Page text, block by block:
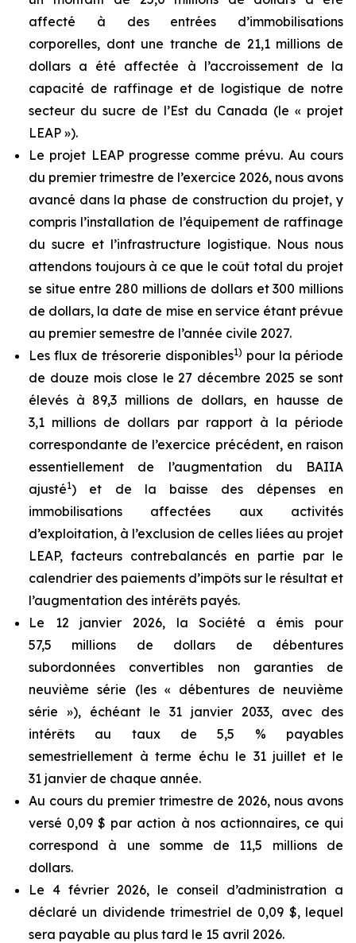
affecté à des entrées d’immobilisations
corporelles, dont une tranche de 21,1 millions de
dollars a été affectée à l’accroissement de la
capacité de raffinage et de logistique de notre
secteur du sucre de l’Est du Canada (le « projet
LEAP »).
Le projet LEAP progresse comme prévu. Au cours
du premier trimestre de l’exercice 2026, nous avons
avancé dans la phase de construction du projet, y
compris l’installation de l’équipement de raffinage
du sucre et l’infrastructure logistique. Nous nous
attendons toujours à ce que le coût total du projet
se situe entre 280 millions de dollars et 300 millions
de dollars, la date de mise en service étant prévue
au premier semestre de l’année civile 2027.
Les flux de trésorerie disponibles1) pour la période
de douze mois close le 27 décembre 2025 se sont
élevés à 89,3 millions de dollars, en hausse de
3,1 millions de dollars par rapport à la période
correspondante de l’exercice précédent, en raison
essentiellement de l’augmentation du BAIIA
ajusté1) et de la baisse des dépenses en
immobilisations affectées aux activités
d’exploitation, à l’exclusion de celles liées au projet
LEAP, facteurs contrebalancés en partie par le
calendrier des paiements d’impôts sur le résultat et
l’augmentation des intérêts payés.
Le 12 janvier 2026, la Société a émis pour
57,5 millions de dollars de débentures
subordonnées convertibles non garanties de
neuvième série (les « débentures de neuvième
série »), échéant le 31 janvier 2033, avec des
intérêts au taux de 5,5 % payables
semestriellement à terme échu le 31 juillet et le
31 janvier de chaque année.
Au cours du premier trimestre de 2026, nous avons
versé 0,09 $ par action à nos actionnaires, ce qui
correspond à une somme de 11,5 millions de
dollars.
Le 4 février 2026, le conseil d’administration a
déclaré un dividende trimestriel de 0,09 $, lequel
sera payable au plus tard le 15 avril 2026.